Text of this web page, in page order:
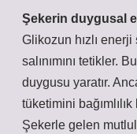
Şekerin duygusal
Glikozun hızlı
salınımını tetikler.
duygusu yaratır.
tüketimini
Şekerle gelen